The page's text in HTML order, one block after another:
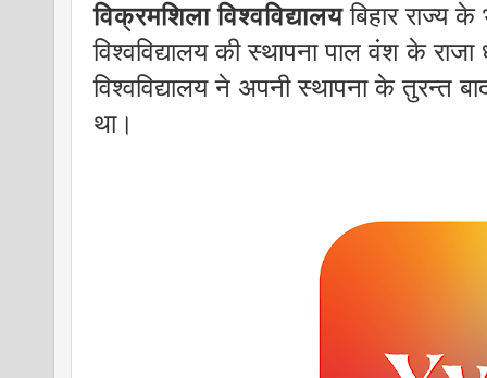
विक्रमशिला विश्वविद्यालयबिहार राज्य
विश्वविद्यालय की स्थापना पाल वंश के राजा
विश्वविद्यालय ने अपनी स्थापना के तुरन्त बाद
था।